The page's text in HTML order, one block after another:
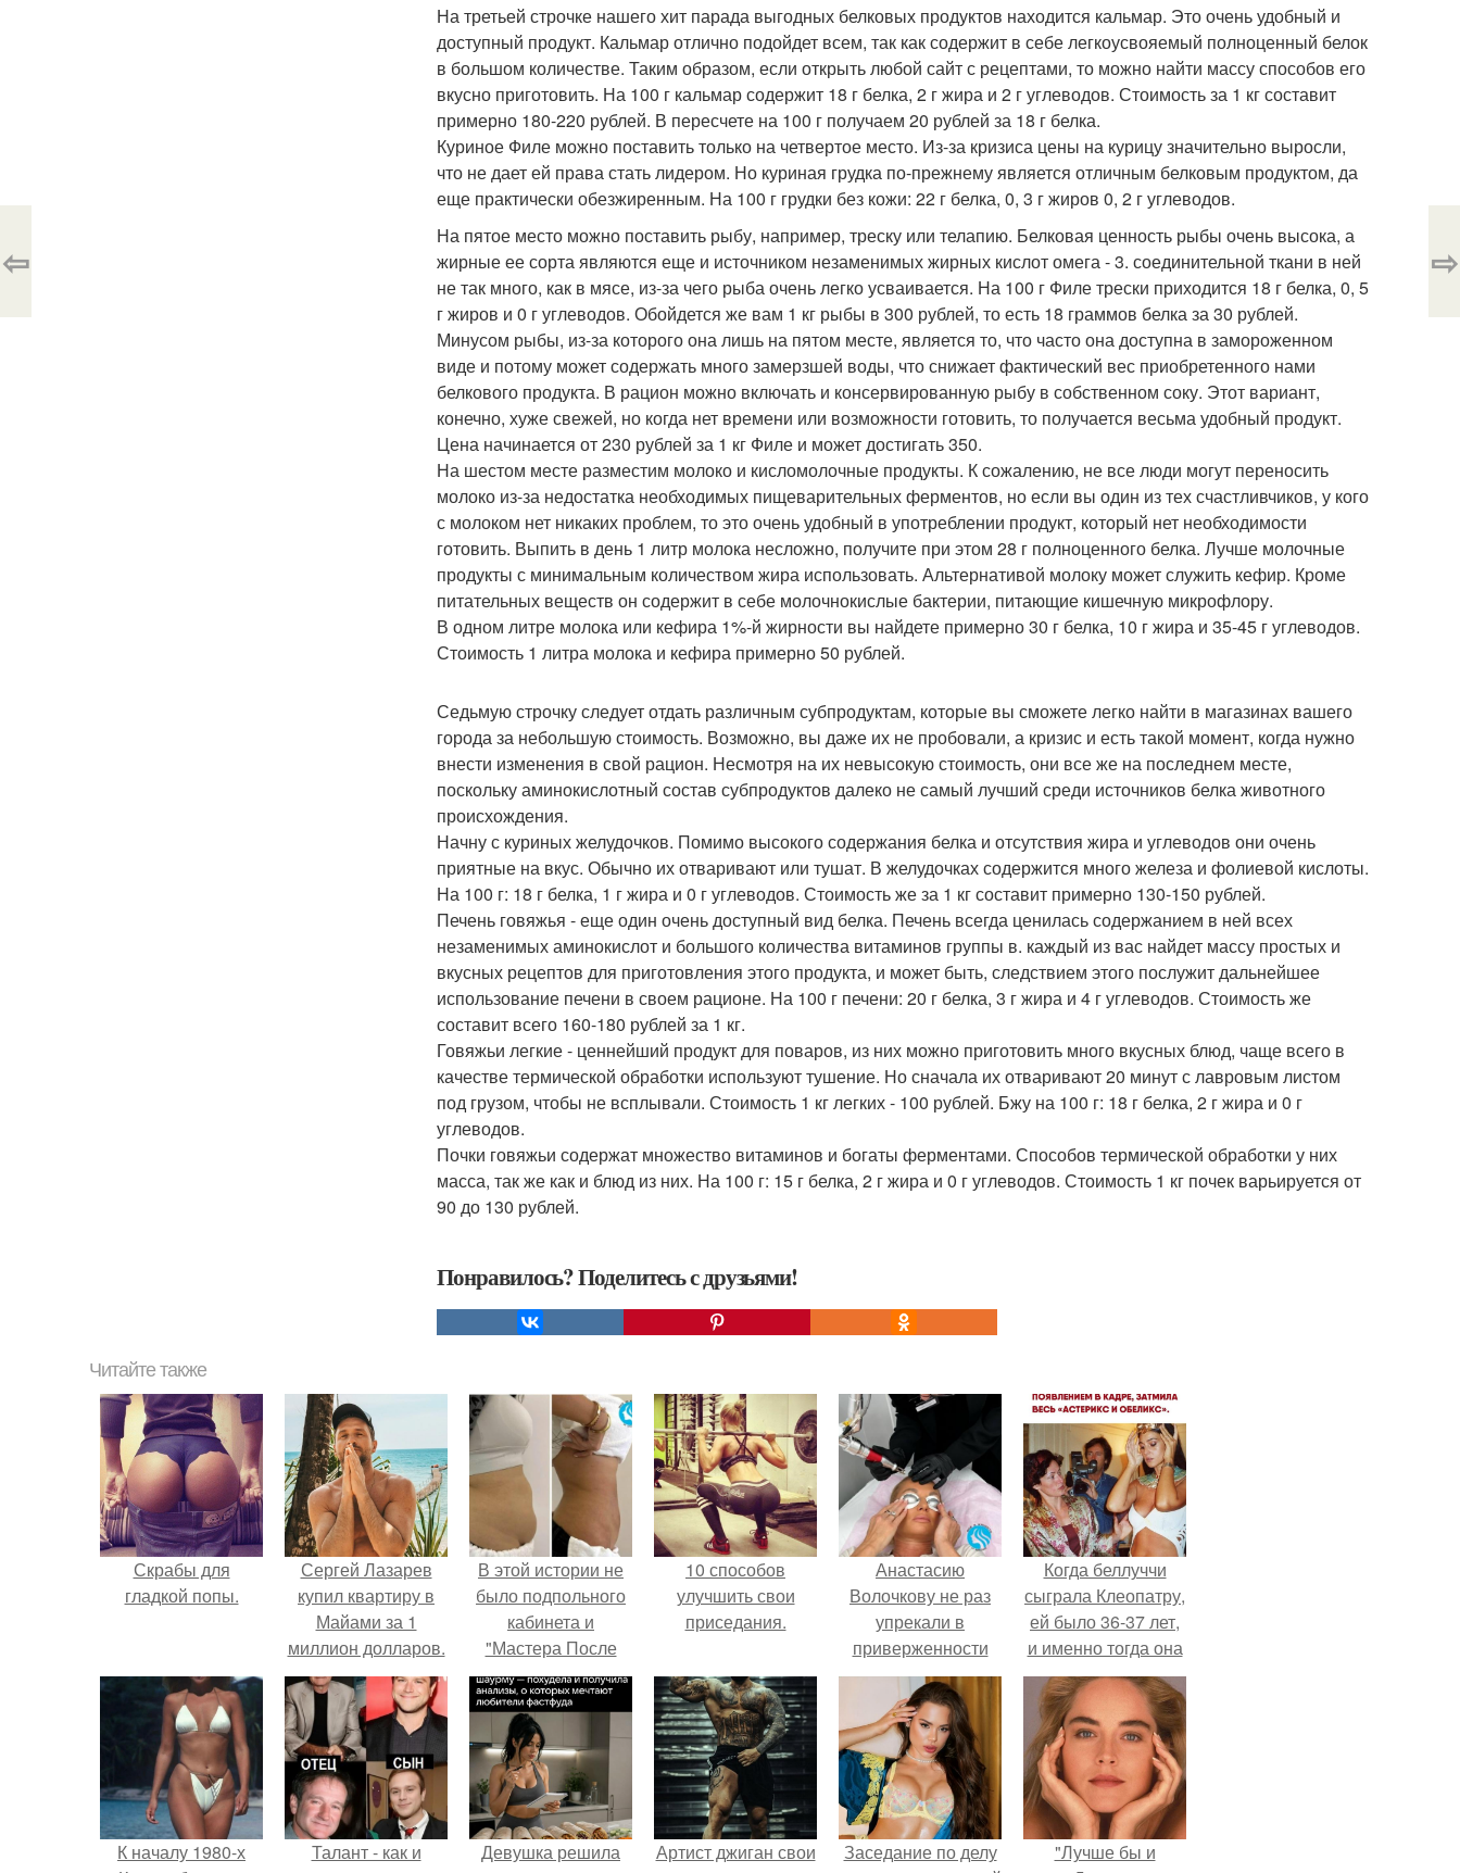
На третьей строчке нашего хит парада выгодных белковых продуктов находится кальмар. Это очень удобный и
доступный продукт. Кальмар отлично подойдет всем, так как содержит в себе легкоусвояемый полноценный белок
в большом количестве. Таким образом, если открыть любой сайт с рецептами, то можно найти массу способов его
вкусно приготовить. На 100 г кальмар содержит 18 г белка, 2 г жира и 2 г углеводов. Стоимость за 1 кг составит
примерно 180-220 рублей. В пересчете на 100 г получаем 20 рублей за 18 г белка.
Куриное Филе можно поставить только на четвертое место. Из-за кризиса цены на курицу значительно выросли,
что не дает ей права стать лидером. Но куриная грудка по-прежнему является отличным белковым продуктом, да
еще практически обезжиренным. На 100 г грудки без кожи: 22 г белка, 0, 3 г жиров 0, 2 г углеводов.
На пятое место можно поставить рыбу, например, треску или телапию. Белковая ценность рыбы очень высока, а
жирные ее сорта являются еще и источником незаменимых жирных кислот омега - 3. соединительной ткани в ней
не так много, как в мясе, из-за чего рыба очень легко усваивается. На 100 г Филе трески приходится 18 г белка, 0, 5
г жиров и 0 г углеводов. Обойдется же вам 1 кг рыбы в 300 рублей, то есть 18 граммов белка за 30 рублей.
Минусом рыбы, из-за которого она лишь на пятом месте, является то, что часто она доступна в замороженном
виде и потому может содержать много замерзшей воды, что снижает фактический вес приобретенного нами
белкового продукта. В рацион можно включать и консервированную рыбу в собственном соку. Этот вариант,
конечно, хуже свежей, но когда нет времени или возможности готовить, то получается весьма удобный продукт.
Цена начинается от 230 рублей за 1 кг Филе и может достигать 350.
На шестом месте разместим молоко и кисломолочные продукты. К сожалению, не все люди могут переносить
молоко из-за недостатка необходимых пищеварительных ферментов, но если вы один из тех счастливчиков, у кого
с молоком нет никаких проблем, то это очень удобный в употреблении продукт, который нет необходимости
готовить. Выпить в день 1 литр молока несложно, получите при этом 28 г полноценного белка. Лучше молочные
продукты с минимальным количеством жира использовать. Альтернативой молоку может служить кефир. Кроме
питательных веществ он содержит в себе молочнокислые бактерии, питающие кишечную микрофлору.
В одном литре молока или кефира 1%-й жирности вы найдете примерно 30 г белка, 10 г жира и 35-45 г углеводов.
Стоимость 1 литра молока и кефира примерно 50 рублей.
Седьмую строчку следует отдать различным субпродуктам, которые вы сможете легко найти в магазинах вашего
города за небольшую стоимость. Возможно, вы даже их не пробовали, а кризис и есть такой момент, когда нужно
внести изменения в свой рацион. Несмотря на их невысокую стоимость, они все же на последнем месте,
поскольку аминокислотный состав субпродуктов далеко не самый лучший среди источников белка животного
происхождения.
Начну с куриных желудочков. Помимо высокого содержания белка и отсутствия жира и углеводов они очень
приятные на вкус. Обычно их отваривают или тушат. В желудочках содержится много железа и фолиевой кислоты.
На 100 г: 18 г белка, 1 г жира и 0 г углеводов. Стоимость же за 1 кг составит примерно 130-150 рублей.
Печень говяжья - еще один очень доступный вид белка. Печень всегда ценилась содержанием в ней всех
незаменимых аминокислот и большого количества витаминов группы в. каждый из вас найдет массу простых и
вкусных рецептов для приготовления этого продукта, и может быть, следствием этого послужит дальнейшее
использование печени в своем рационе. На 100 г печени: 20 г белка, 3 г жира и 4 г углеводов. Стоимость же
составит всего 160-180 рублей за 1 кг.
Говяжьи легкие - ценнейший продукт для поваров, из них можно приготовить много вкусных блюд, чаще всего в
качестве термической обработки используют тушение. Но сначала их отваривают 20 минут с лавровым листом
под грузом, чтобы не всплывали. Стоимость 1 кг легких - 100 рублей. Бжу на 100 г: 18 г белка, 2 г жира и 0 г
углеводов.
Почки говяжьи содержат множество витаминов и богаты ферментами. Способов термической обработки у них
масса, так же как и блюд из них. На 100 г: 15 г белка, 2 г жира и 0 г углеводов. Стоимость 1 кг почек варьируется от
90 до 130 рублей.
Понравилось? Поделитесь с друзьями!
⇦ ⇨
Читайте также
Скрабы для
гладкой попы.
Сергей Лазарев
купил квартиру в
Майами за 1
миллион долларов.
В этой истории не
было подпольного
кабинета и
"Мастера После
Двухнедельных
Курсов".
10 способов
улучшить свои
приседания.
Анастасию
Волочкову не раз
упрекали в
приверженности
устаревшим бьюти -
процедурам.
Когда беллуччи
сыграла Клеопатру,
ей было 36-37 лет,
и именно тогда она
находилась на
вершине карьеры.
К началу 1980-х
Талант - как и
Девушка решила
Артист джиган свои
Заседание по делу
"Лучше бы и